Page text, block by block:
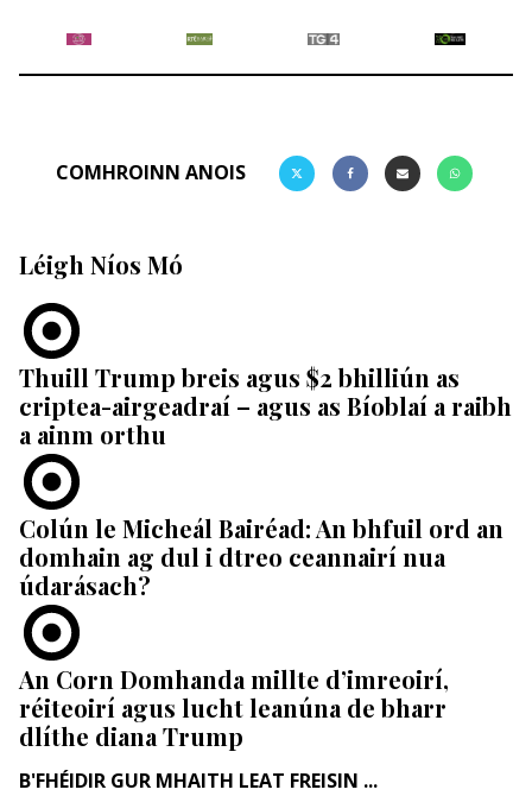
COMHROINN ANOIS
Léigh Níos Mó
Thuill Trump breis agus $2 bhilliún as
criptea-airgeadraí – agus as Bíoblaí a raibh
a ainm orthu
Colún le Micheál Bairéad: An bhfuil ord an
domhain ag dul i dtreo ceannairí nua
údarásach?
An Corn Domhanda millte d’imreoirí,
réiteoirí agus lucht leanúna de bharr
dlíthe diana Trump
B'FHÉIDIR GUR MHAITH LEAT FREISIN ...